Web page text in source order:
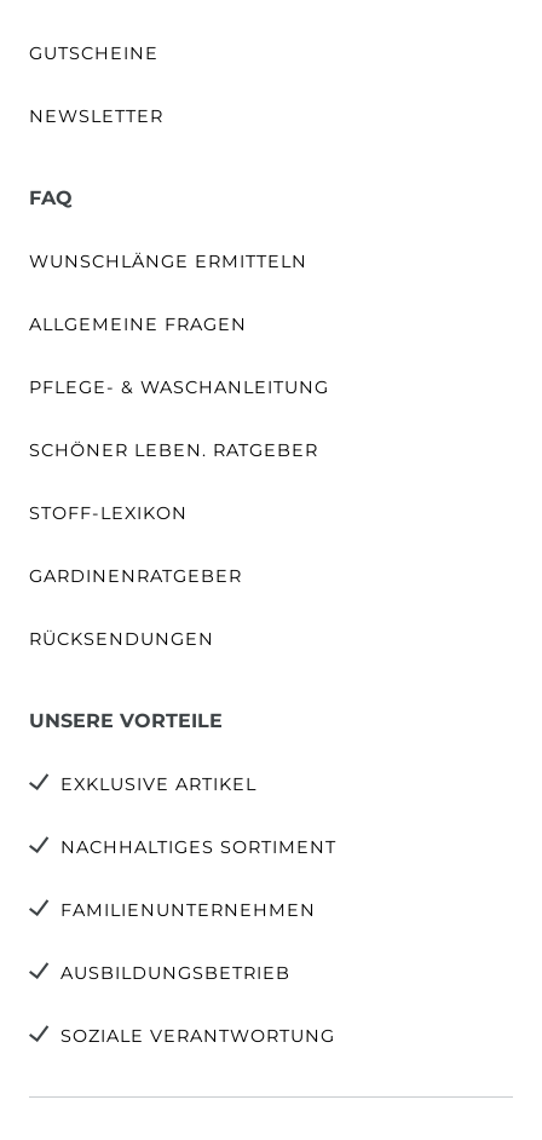
GUTSCHEINE
NEWSLETTER
FAQ
WUNSCHLÄNGE ERMITTELN
ALLGEMEINE FRAGEN
PFLEGE- & WASCHANLEITUNG
SCHÖNER LEBEN. RATGEBER
STOFF-LEXIKON
GARDINENRATGEBER
RÜCKSENDUNGEN
UNSERE VORTEILE
EXKLUSIVE ARTIKEL
NACHHALTIGES SORTIMENT
FAMILIENUNTERNEHMEN
AUSBILDUNGSBETRIEB
SOZIALE VERANTWORTUNG